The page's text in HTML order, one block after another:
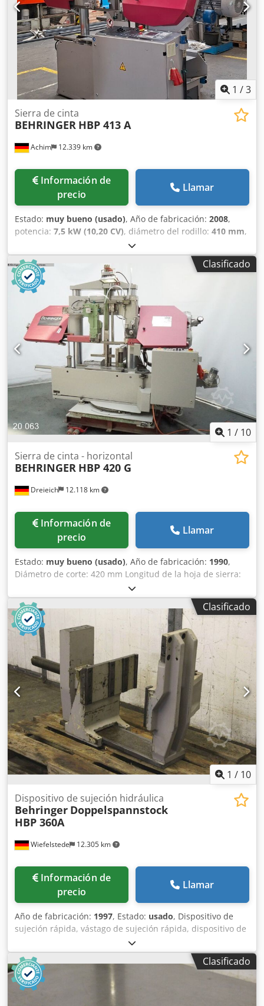
anticipada.
1 /3
Achim 12.339 km
Sierra de cinta
BEHRINGER HBP 413 A
Información de
precio
Llamar
Estado: muy bueno (usado), Año de fabricación: 2008,
potencia: 7,5 kW (10,20 CV), diámetro del rodillo: 410 mm,
, Behringer HBP 413 A, año de
fabricación 2008, muy poco uso, pintura original, revisión
completa, etc. Todo está en perfecto estado. Dksdpfxszkq
Udo Amfer
Clasificado
1 / 10
Dreieich 12.118 km
Sierra de cinta - horizontal
BEHRINGER HBP 420 G
Información de
precio
Llamar
Estado: muy bueno (usado), Año de fabricación: 1990,
Diámetro de corte: 420 mm Longitud de la hoja de sierra:
5.800 mm Ancho de corte: 540 x 420 mm Altura de apoyo
del material: 830 mm Djdpozid Afjfx Amfokr Dimensiones
de la hoja de sierra: 5800 x 38 x 1,3 mm Cortes a inglete:
-/+ 90 - 45 grados Velocidad de corte: 17 - 110 m/min
Potencia del motor: 5,5 kW Tensión de funcionamiento: 400
V Peso de la máquina: aprox. 2,4 t Espacio necesario:
aprox. 3,40 x 1,40 x 2,30 m - Número de fábrica: 590218 -
Inclinación: -85°/+15° - Tensión para apilar - Transportador
de virutas - Avance del material mediante un rodillo de
transporte accionado eléctricamente con
elevación/descenso hidráulico - Sistema de refrigeración -
Lámpara de máquina
Clasificado
1 / 10
Wiefelstede 12.305 km
Dispositivo de sujeción hidráulica
Behringer Doppelspannstock
HBP 360A
Información de
precio
Llamar
Año de fabricación: 1997, Estado: usado, Dispositivo de
sujeción rápida, vástago de sujeción rápida, dispositivo de
sujeción hidráulico, dispositivo de sujeción para máquina
automática de cinta, vástago de sujeción hidráulico doble
Dkedpfx Amegbvnvsfjr -Dispositivo de sujeción: vástago de
sujeción hidráulico doble procedente de una máquina
automática de cinta Behringer HBP 360 A -Profundidad de
Clasificado